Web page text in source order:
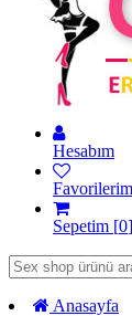
Hesabım
Favorilerim
Sepetim [0]
Anasayfa